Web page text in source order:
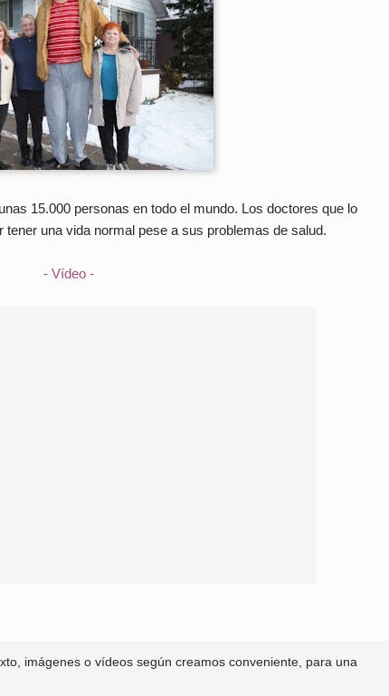
15.000 personas en todo el mundo. Los doctores que lo
una vida normal pese a sus problemas de salud.
- Vídeo -
imágenes o vídeos según creamos conveniente, para una